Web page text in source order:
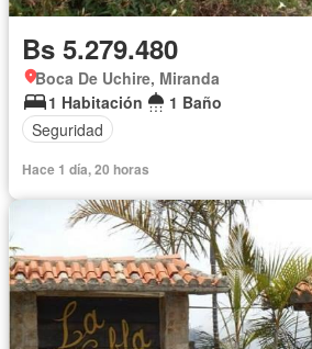
Bs 5.279.480
Boca De Uchire, Miranda
1 Habitación
1 Baño
Seguridad
Hace 1 día, 20 horas